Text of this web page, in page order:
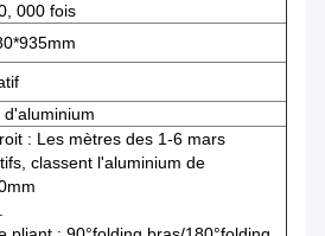
000 fois
d'aluminium
: Les mètres des 1-6 mars
classent l'aluminium de